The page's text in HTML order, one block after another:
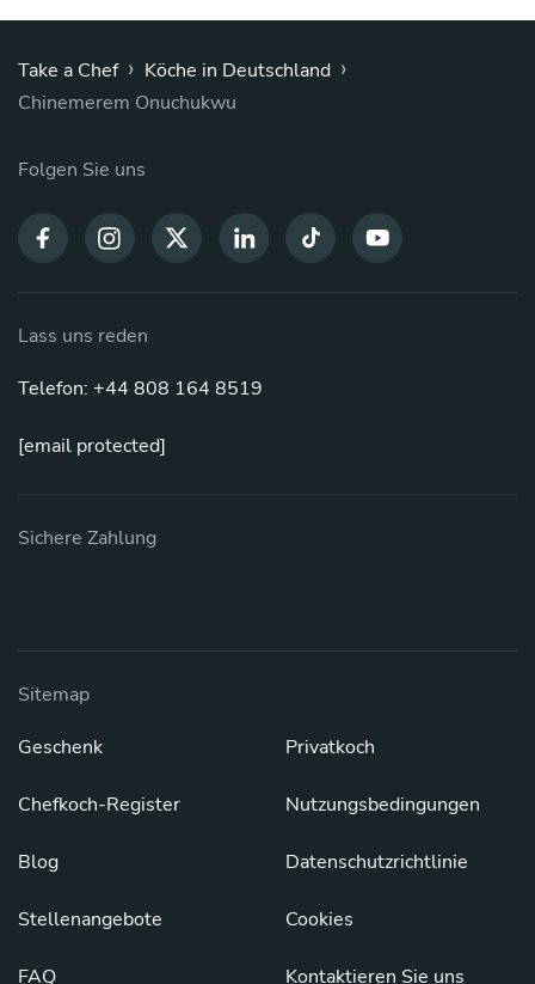
Take a Chef › Köche in Deutschland ›
Chinemerem Onuchukwu
Folgen Sie uns
Lass uns reden
Telefon: +44 808 164 8519
[email protected]
Sichere Zahlung
Sitemap
Geschenk
Chefkoch-Register
Blog
Stellenangebote
FAQ
Privatkoch
Nutzungsbedingungen
Datenschutzrichtlinie
Cookies
Kontaktieren Sie uns